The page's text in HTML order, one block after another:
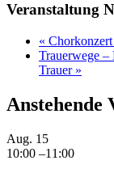
Veranstaltung
«
Trauerwege –
Trauer »
Anstehende
Aug. 15
10:00 –11:00